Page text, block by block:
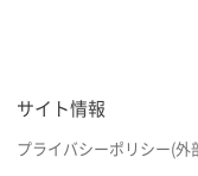
サイト情報
プライバシーポリシー(外